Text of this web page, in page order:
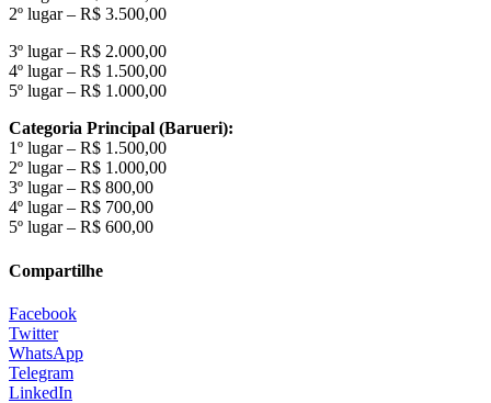
2º lugar – R$ 3.500,00
3º lugar – R$ 2.000,00
4º lugar – R$ 1.500,00
5º lugar – R$ 1.000,00
Categoria Principal (Barueri):
1º lugar – R$ 1.500,00
2º lugar – R$ 1.000,00
3º lugar – R$ 800,00
4º lugar – R$ 700,00
5º lugar – R$ 600,00
Compartilhe
Facebook
Twitter
WhatsApp
Telegram
LinkedIn